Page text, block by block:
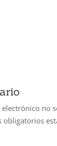
no
obligatorios